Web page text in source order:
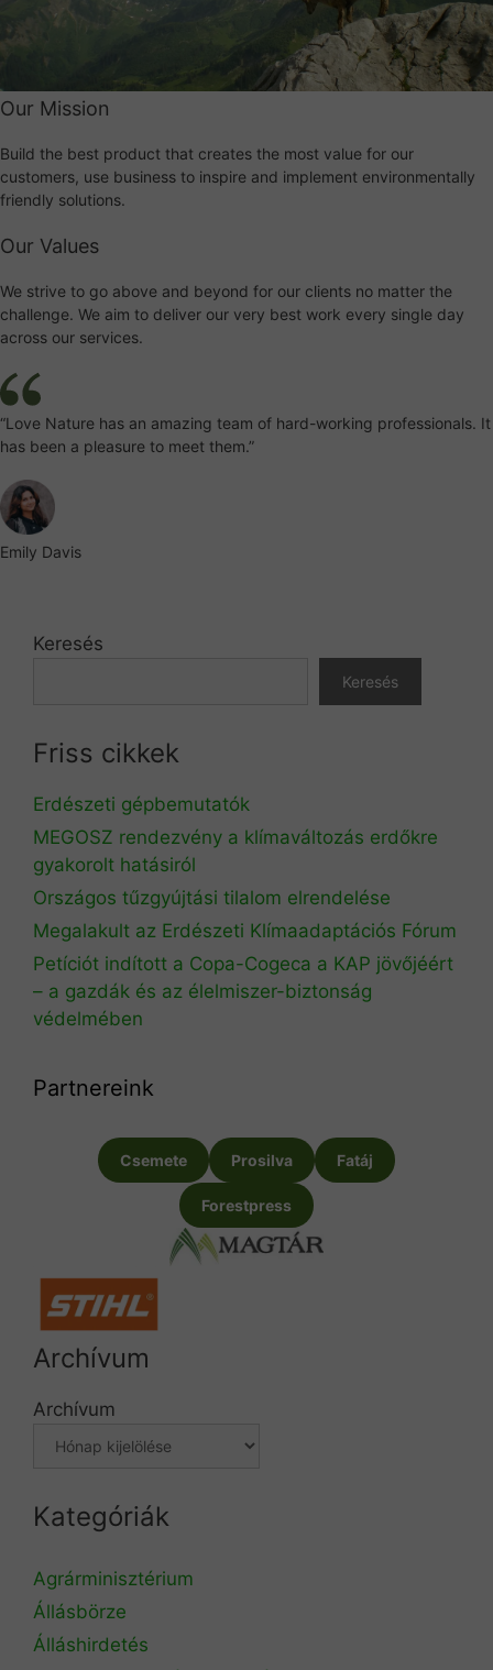
Our Mission
Build the best product that creates the most value for our
customers, use business to inspire and implement environmentally
friendly solutions.
Our Values
We strive to go above and beyond for our clients no matter the
challenge. We aim to deliver our very best work every single day
across our services.
“Love Nature has an amazing team of hard-working professionals. It
has been a pleasure to meet them.”
Emily Davis
Keresés
Keresés
Friss cikkek
Erdészeti gépbemutatók
MEGOSZ rendezvény a klímaváltozás erdőkre
gyakorolt hatásiról
Országos tűzgyújtási tilalom elrendelése
Megalakult az Erdészeti Klímaadaptációs Fórum
Petíciót indított a Copa-Cogeca a KAP jövőjéért
– a gazdák és az élelmiszer-biztonság
védelmében
Partnereink
Csemete Prosilva Fatáj
Forestpress
Archívum
Archívum
Kategóriák
Agrárminisztérium
Állásbörze
Álláshirdetés